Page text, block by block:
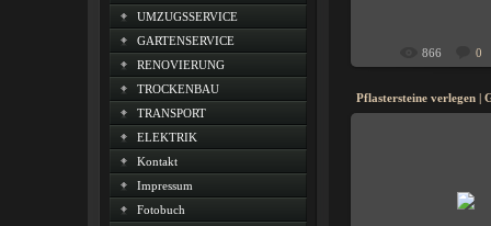
UMZUGSSERVICE
GARTENSERVICE
RENOVIERUNG
TROCKENBAU
TRANSPORT
ELEKTRIK
Kontakt
Impressum
Fotobuch
866 0
Pflastersteine